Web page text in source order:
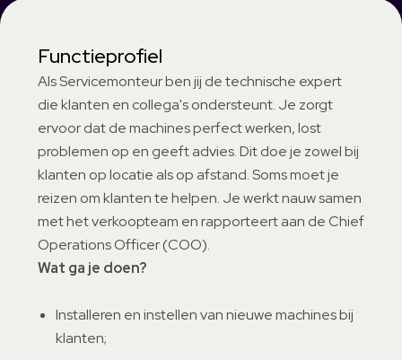
Functieprofiel
Als Servicemonteur ben jij de technische expert
die klanten en collega's ondersteunt. Je zorgt
ervoor dat de machines perfect werken, lost
problemen op en geeft advies. Dit doe je zowel bij
klanten op locatie als op afstand. Soms moet je
reizen om klanten te helpen. Je werkt nauw samen
met het verkoopteam en rapporteert aan de Chief
Operations Officer (COO).
Wat ga je doen?
Installeren en instellen van nieuwe machines bij
klanten;